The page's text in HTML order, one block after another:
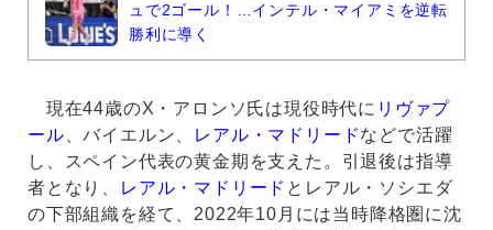
ュで2ゴール！…インテル・マイアミを逆転
勝利に導く
現在44歳のX・アロンソ氏は現役時代に リヴァプ
ール、バイエルン、 レアル・マドリードなどで活躍
し、スペイン代表の黄金期を支えた。引退後は指導
者となり、
レアル・マドリード とレアル・ソシエダ
の下部組織を経て、2022年10月には当時降格圏に沈